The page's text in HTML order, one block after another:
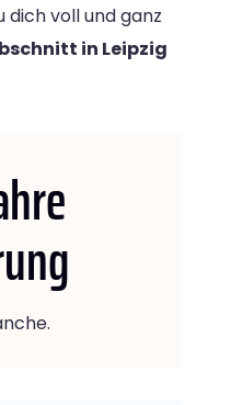
dich voll und ganz
in Leipzig